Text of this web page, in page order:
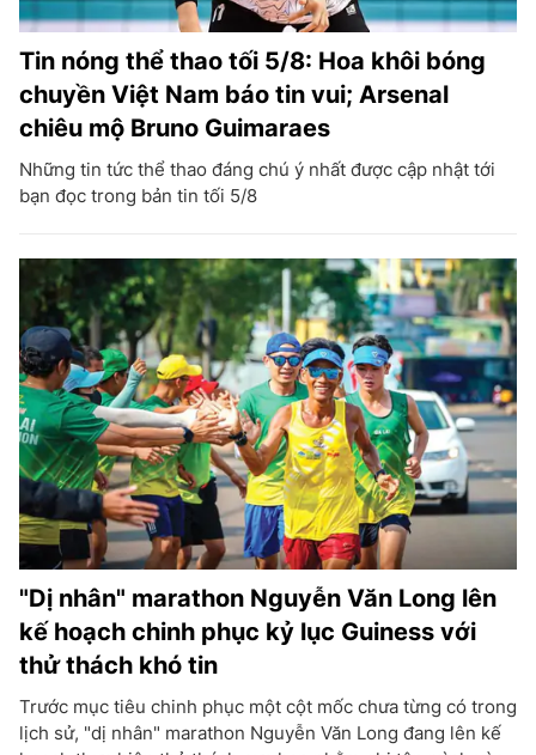
Tin nóng thể thao tối 5/8: Hoa khôi bóng
chuyền Việt Nam báo tin vui; Arsenal
chiêu mộ Bruno Guimaraes
Những tin tức thể thao đáng chú ý nhất được cập nhật tới
bạn đọc trong bản tin tối 5/8
"Dị nhân" marathon Nguyễn Văn Long lên
kế hoạch chinh phục kỷ lục Guiness với
thử thách khó tin
Trước mục tiêu chinh phục một cột mốc chưa từng có trong
lịch sử, "dị nhân" marathon Nguyễn Văn Long đang lên kế